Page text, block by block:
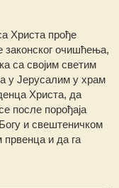
Христа прође
законског очишћења,
са својим светим
у Јерусалим у храм
Христа, да
после порођаја
и свештеничком
и да га